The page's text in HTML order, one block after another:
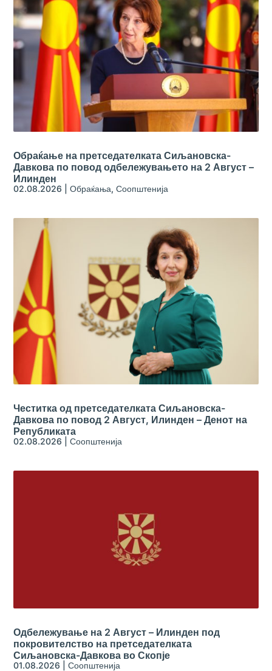
Обраќање на претседателката Сиљановска-
Давкова по повод одбележувањето на 2 Август –
Илинден
02.08.2026 |Обраќања,Соопштенија
Честитка од претседателката Сиљановска-
Давкова по повод 2 Август, Илинден – Денот на
Републиката
02.08.2026 |Соопштенија
Одбележување на 2 Август – Илинден под
покровителство на претседателката
Сиљановска-Давкова во Скопје
01.08.2026 |Соопштенија